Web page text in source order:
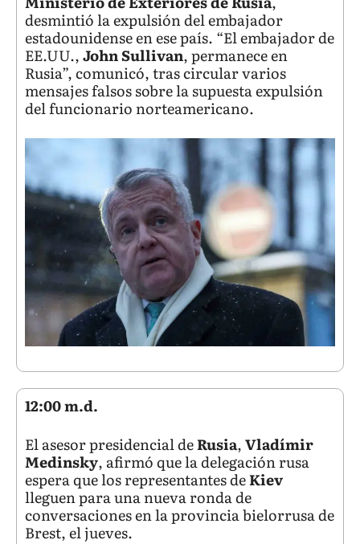
desmintió la expulsión del embajador
estadounidense en ese país. “El embajador de
EE.UU.,John Sullivan, permanece en
Rusia”, comunicó, tras circular varios
mensajes falsos sobre la supuesta expulsión
del funcionario norteamericano.
12:00 m.d.
El asesor presidencial deRusia,Vladímir
Medinsky, afirmó que la delegación rusa
espera que los representantes deKiev
lleguen para una nueva ronda de
conversaciones en la provincia bielorrusa de
Brest, el jueves.